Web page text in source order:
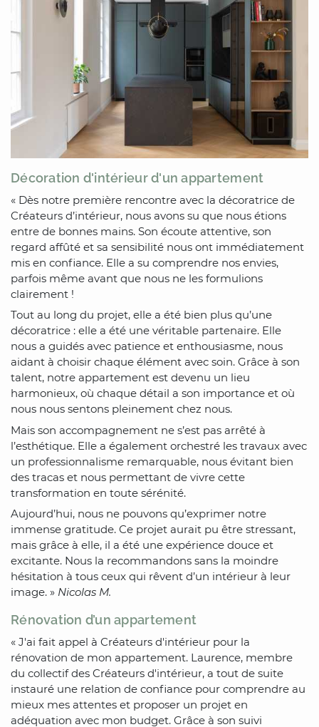
Décoration d'intérieur d'un appartement
« Dès notre première rencontre avec la décoratrice de
Créateurs d’intérieur, nous avons su que nous étions
entre de bonnes mains. Son écoute attentive, son
regard affûté et sa sensibilité nous ont immédiatement
mis en confiance. Elle a su comprendre nos envies,
parfois même avant que nous ne les formulions
clairement !
Tout au long du projet, elle a été bien plus qu’une
décoratrice : elle a été une véritable partenaire. Elle
nous a guidés avec patience et enthousiasme, nous
aidant à choisir chaque élément avec soin. Grâce à son
talent, notre appartement est devenu un lieu
harmonieux, où chaque détail a son importance et où
nous nous sentons pleinement chez nous.
Mais son accompagnement ne s’est pas arrêté à
l’esthétique. Elle a également orchestré les travaux avec
un professionnalisme remarquable, nous évitant bien
des tracas et nous permettant de vivre cette
transformation en toute sérénité.
Aujourd’hui, nous ne pouvons qu’exprimer notre
immense gratitude. Ce projet aurait pu être stressant,
mais grâce à elle, il a été une expérience douce et
excitante. Nous la recommandons sans la moindre
hésitation à tous ceux qui rêvent d’un intérieur à leur
image. » Nicolas M.
Rénovation d’un appartement
« J'ai fait appel à Créateurs d'intérieur pour la
rénovation de mon appartement. Laurence, membre
du collectif des Créateurs d'intérieur, a tout de suite
instauré une relation de confiance pour comprendre au
mieux mes attentes et proposer un projet en
adéquation avec mon budget. Grâce à son suivi